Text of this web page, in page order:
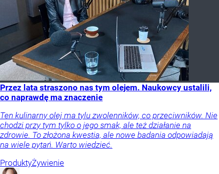
Przez lata straszono nas tym olejem. Naukowcy ustalili,
co naprawdę ma znaczenie
Ten kulinarny olej ma tylu zwolenników, co przeciwników. Nie
chodzi przy tym tylko o jego smak, ale też działanie na
zdrowie. To złożona kwestia, ale nowe badania odpowiadają
na wiele pytań. Warto wiedzieć.
ProduktyŻywienie